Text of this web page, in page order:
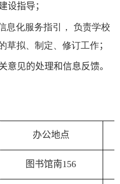
设指导；
息化服务指引， 负责学校
草拟、制定、修订工作；
意见的处理和信息反馈。
办公地点
图书馆南156